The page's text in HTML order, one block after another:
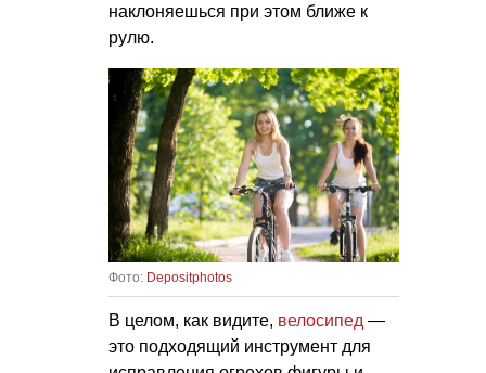
наклоняешься при этом ближе к
рулю.
Фото: Depositphotos
В целом, как видите, велосипед —
это подходящий инструмент для